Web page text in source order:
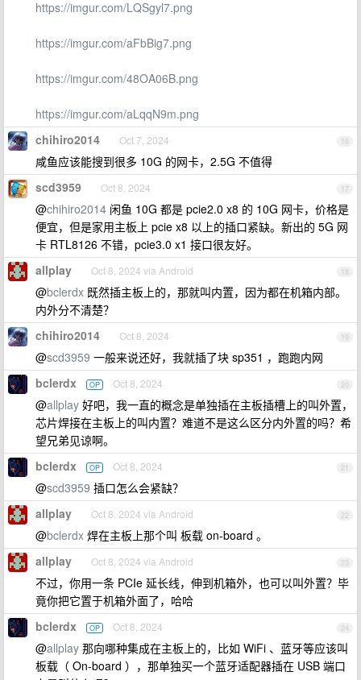
https://imgur.com/LQSgyl7.png
https://imgur.com/aFbBig7.png
https://imgur.com/48OA06B.png
https://imgur.com/aLqqN9m.png
16
chihiro2014 Oct 7, 2024
咸鱼应该能搜到很多 10G 的网卡，2.5G 不值得
17
scd3959 Oct 8, 2024
@chihiro2014 闲鱼 10G 都是 pcie2.0 x8 的 10G 网卡，价格是
便宜，但是家用主板上 pcie x8 以上的插口紧缺。新出的 5G 网
卡 RTL8126 不错，pcie3.0 x1 接口很友好。
18
allplay Oct 8, 2024 via Android
@bclerdx 既然插主板上的，那就叫内置，因为都在机箱内部。
内外分不清楚？
19
chihiro2014 Oct 8, 2024
@scd3959 一般来说还好，我就插了块 sp351 ，跑跑内网
20
bclerdx OP Oct 8, 2024
@allplay 好吧，我一直的概念是单独插在主板插槽上的叫外置，
芯片焊接在主板上的叫内置？难道不是这么区分内外置的吗？希
望兄弟见谅啊。
21
bclerdx OP Oct 8, 2024
@scd3959 插口怎么会紧缺？
22
allplay Oct 8, 2024 via Android
@bclerdx 焊在主板上那个叫 板载 on-board 。
23
allplay Oct 8, 2024 via Android
不过，你用一条 PCIe 延长线，伸到机箱外，也可以叫外置？毕
竟你把它置于机箱外面了，哈哈
24
bclerdx OP Oct 8, 2024
@allplay 那向哪种集成在主板上的，比如 WiFi 、蓝牙等应该叫
板载（ On-board ），那单独买一个蓝牙适配器插在 USB 端口